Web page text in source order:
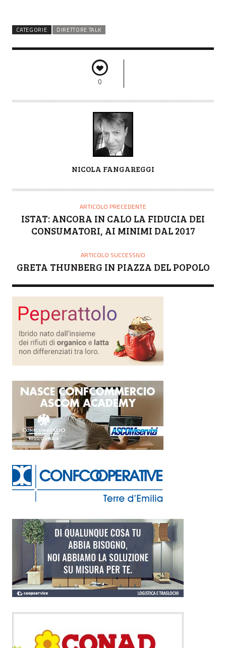
CATEGORIE DIRETTORE TALK
0
T
NICOLA FANGAREGGI
ARTICOLO PRECEDENTE
ISTAT: ANCORA IN CALO LA FIDUCIA DEI
CONSUMATORI, AI MINIMI DAL 2017
ARTICOLO SUCCESSIVO
GRETA THUNBERG IN PIAZZA DEL POPOLO